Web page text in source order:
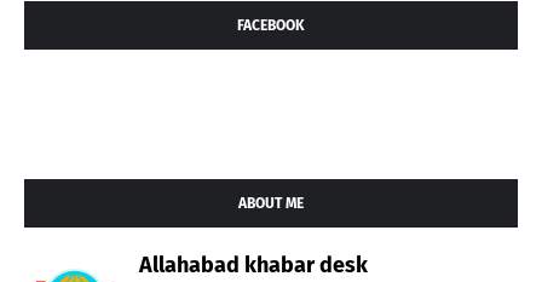
FACEBOOK
ABOUT ME
Allahabad khabar desk